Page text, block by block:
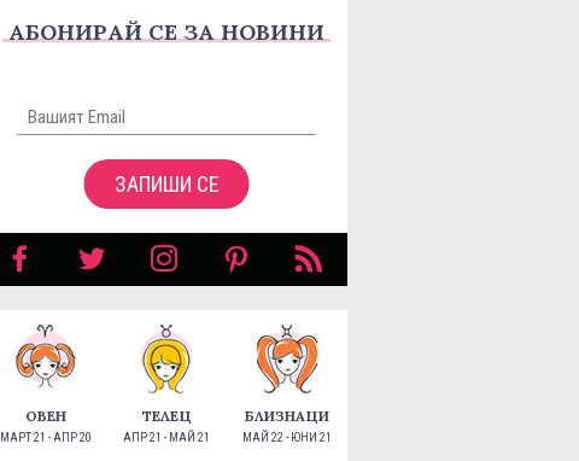
АБОНИРАЙ СЕ ЗА НОВИНИ
ЗАПИШИ СЕ
ОВЕН
МАРТ 21 - АПР 20
ТЕЛЕЦ
АПР 21 - МАЙ 21
БЛИЗНАЦИ
МАЙ 22 - ЮНИ 21